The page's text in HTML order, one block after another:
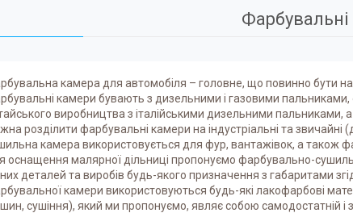
камера для автомобіля – головне, що повинно бути
камери бувають з дизельними і газовими
виробництва з італійськими дизельними
розділити фарбувальні камери на індустріальні та
камера використовується для фур, вантажівок, а також
оснащення малярної дільниці пропонуємо фарбувально-
деталей та виробів будь-якого призначення з габаритами
камери використовуються будь-які лакофарбові
сушіння), який ми пропонуємо, являє собою самодостатній